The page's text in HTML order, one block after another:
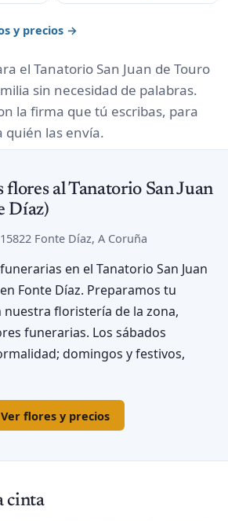
y precios →
el Tanatorio San Juan de Touro
sin necesidad de palabras.
la firma que tú escribas, para
quién las envía.
flores al Tanatorio San Juan
Díaz)
Fonte Díaz, A Coruña
en el Tanatorio San Juan
Fonte Díaz. Preparamos tu
nuestra floristería de la zona,
funerarias. Los sábados
domingos y festivos,
Ver flores y precios
cinta